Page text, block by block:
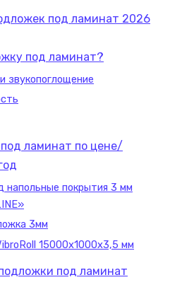
под ламинат 2026
под ламинат?
звукопоглощение
ламинат по цене/
напольные покрытия 3 мм
3мм
15000х1000х3,5 мм
под ламинат